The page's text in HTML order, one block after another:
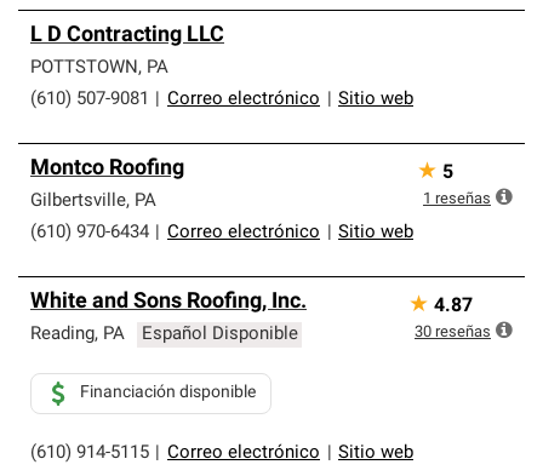
L D Contracting LLC
POTTSTOWN, PA
(610) 507-9081
Correo electrónico Sitio web
Montco Roofing
Gilbertsville, PA
(610) 970-6434
Correo electrónico Sitio web
★ 5
1 reseñas
White and Sons Roofing, Inc.
Reading, PA Español Disponible
(610) 914-5115 Correo electrónico Sitio web
Financiación disponible
★ 4.87
30 reseñas